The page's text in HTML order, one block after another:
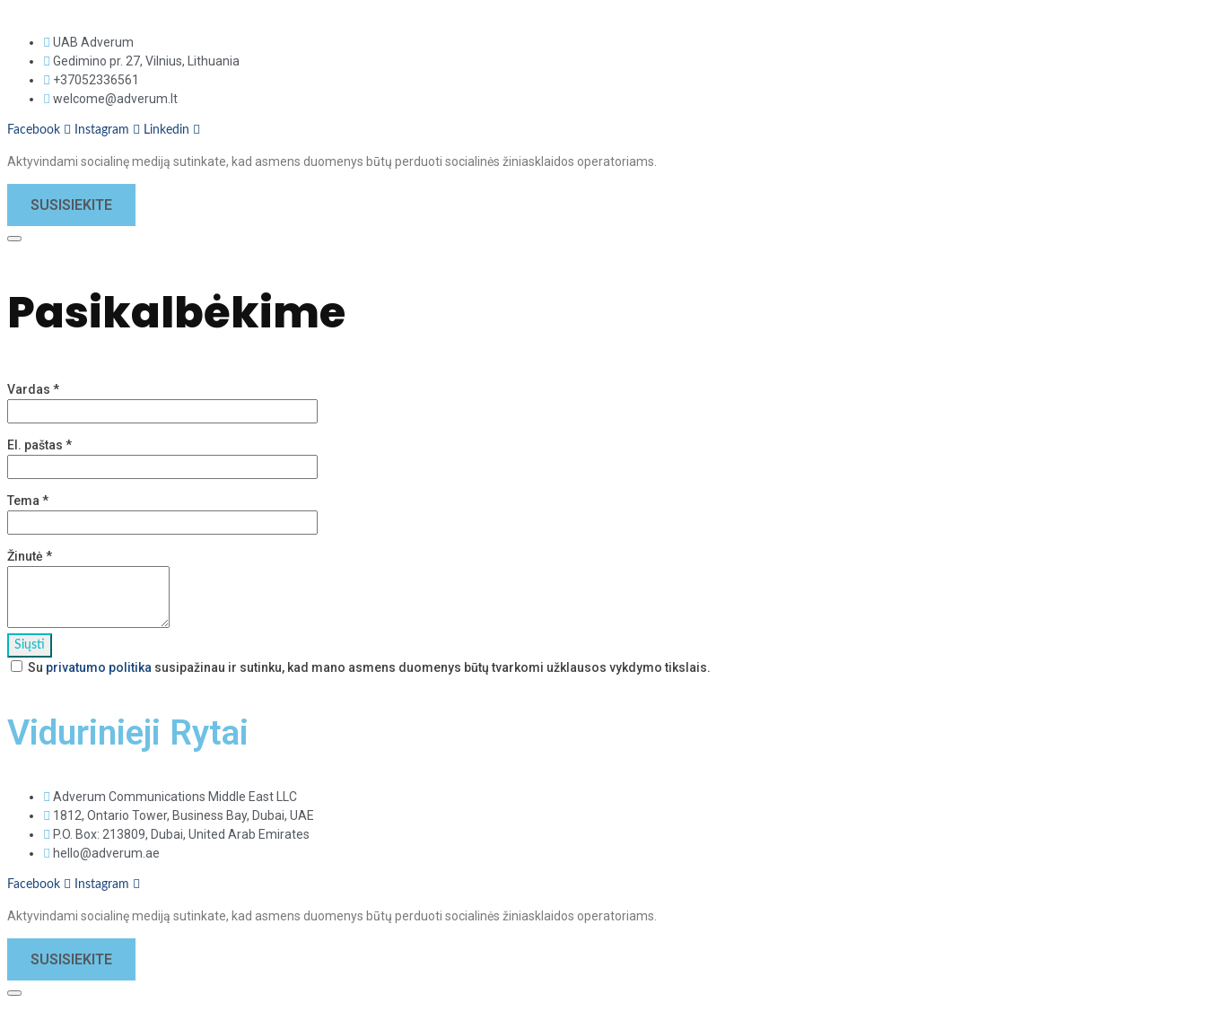
UAB Adverum
Gedimino pr. 27, Vilnius, Lithuania
+37052336561
welcome@adverum.lt
Facebook Instagram Linkedin
Aktyvindami socialinę mediją sutinkate, kad asmens duomenys būtų perduoti socialinės žiniasklaidos operatoriams.
SUSISIEKITE
Pasikalbėkime
Vardas *
El. paštas *
Tema*
Žinutė *
Su privatumo politika susipažinau ir sutinku, kad mano asmens duomenys būtų tvarkomi užklausos vykdymo tikslais.
Vidurinieji Rytai
Adverum Communications Middle East LLC
1812, Ontario Tower, Business Bay, Dubai, UAE
P.O. Box: 213809, Dubai, United Arab Emirates
hello@adverum.ae
Facebook Instagram
Aktyvindami socialinę mediją sutinkate, kad asmens duomenys būtų perduoti socialinės žiniasklaidos operatoriams.
SUSISIEKITE